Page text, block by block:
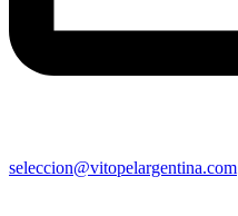
seleccion@vitopelargentina.com